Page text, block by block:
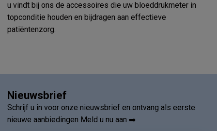
u vindt bij ons de accessoires die uw bloeddrukmeter in
topconditie houden en bijdragen aan effectieve
patiëntenzorg.
Nieuwsbrief
Schrijf u in voor onze nieuwsbrief en ontvang als eerste
nieuwe aanbiedingen Meld u nu aan ➡️